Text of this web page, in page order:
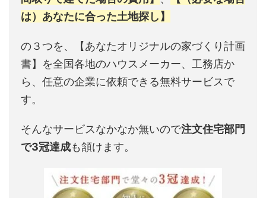
は）あなたに合った土地探し】
の３つを、【あなたオリジナルの家づくり計画
書】を全国各地のハウスメーカー、工務店か
ら、任意の企業に依頼できる無料サービスで
す。
そんなサービスなかなか無いので注文住宅部門
で3冠達成も頷けます。